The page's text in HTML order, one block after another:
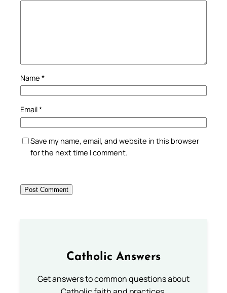
Name *
Email*
Save my name, email, and website in this browser
for the next time I comment.
Catholic Answers
Get answers to common questions about